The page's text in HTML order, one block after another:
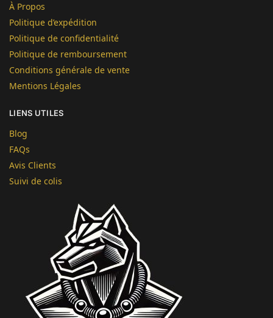
À Propos
Politique d’expédition
Politique de confidentialité
Politique de remboursement
Conditions générale de vente
Mentions Légales
LIENS UTILES
Blog
FAQs
Avis Clients
Suivi de colis